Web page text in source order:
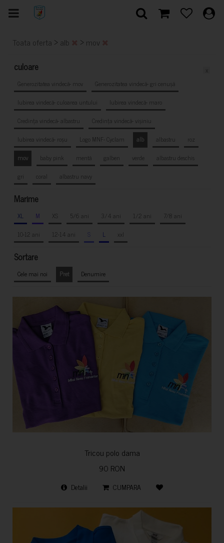
Toata oferta > alb > mov
culoare
Generozitatea vindecă- mov
Generozitatea vindecă- gri cenușă
Iubirea vindecă- culoarea untului
Iubirea vindecă- maro
Credința vindecă- albastru
Credința vindecă- vișiniu
Iubirea vindecă- roșu
Logo MNF- Cyclam alb albastru
roz
mov
baby pink mentă galben verde
albastru deschis
gri
coral albastru navy
Marime
XL M XS 5/6 ani 3/4 ani 1/2 ani
7/8 ani
10-12 ani
12-14 ani S L xxl
Sortare
Cele mai noi Pret Denumire
Tricou polo dama
90 RON
Detalii CUMPARA